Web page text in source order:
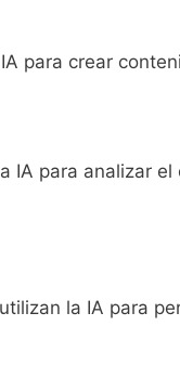
para crear
IA para analizar el
la IA para